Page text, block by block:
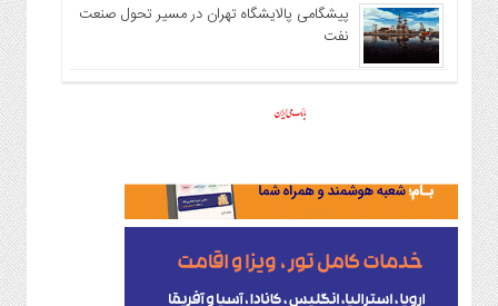
پیشگامی پالایشگاه تهران در مسیر تحول صنعت
نفت